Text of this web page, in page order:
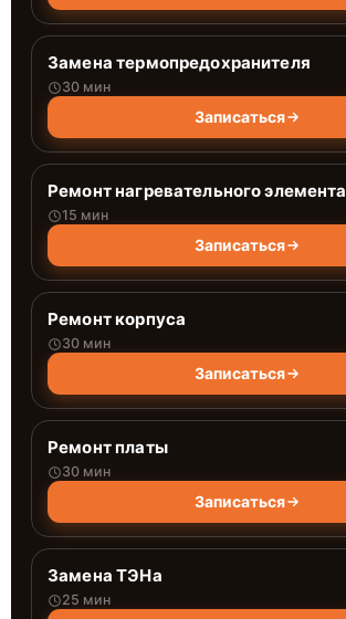
Замена термопредохранителя
30 мин
Записаться
Ремонт нагревательного элемента
15 мин
Записаться
Ремонт корпуса
30 мин
Записаться
Ремонт платы
30 мин
Записаться
Замена ТЭНа
25 мин